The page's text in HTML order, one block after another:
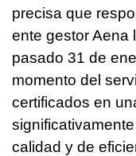
precisa que
ente gestor Aena
pasado 31 de
momento del
certificados en
calidad y de